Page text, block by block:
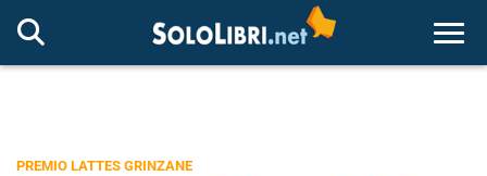
PREMIO LATTES GRINZANE